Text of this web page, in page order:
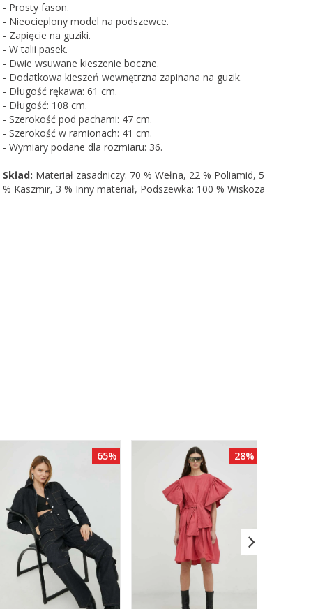
- Prosty fason.
- Nieocieplony model na podszewce.
- Zapięcie na guziki.
- W talii pasek.
- Dwie wsuwane kieszenie boczne.
- Dodatkowa kieszeń wewnętrzna zapinana na guzik.
- Długość rękawa: 61 cm.
- Długość: 108 cm.
- Szerokość pod pachami: 47 cm.
- Szerokość w ramionach: 41 cm.
- Wymiary podane dla rozmiaru: 36.
Skład: Materiał zasadniczy: 70 % Wełna, 22 % Poliamid, 5
% Kaszmir, 3 % Inny materiał, Podszewka: 100 % Wiskoza
65% 28%